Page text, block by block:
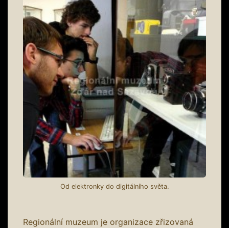
Od elektronky do digitálního světa.
Regionální muzeum je organizace zřizovaná